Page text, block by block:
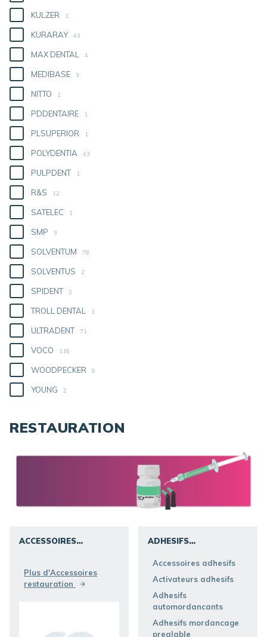
KULZER 1
KURARAY 43
MAX DENTAL 4
MEDIBASE 3
NITTO 1
PDDENTAIRE 1
PLSUPERIOR 1
POLYDENTIA 43
PULPDENT 1
R&S 12
SATELEC 1
SMP 3
SOLVENTUM 78
SOLVENTUS 2
SPIDENT 2
TROLL DENTAL 1
ULTRADENT 71
VOCO 116
WOODPECKER 8
YOUNG 2
RESTAURATION
ACCESSOIRES
DÉCOUVRIR
Plus d'Accessoires
restauration
ADHESIFS
Accessoires adhesifs
Activateurs adhesifs
Adhesifs
automordancants
Adhesifs mordancage
prealable